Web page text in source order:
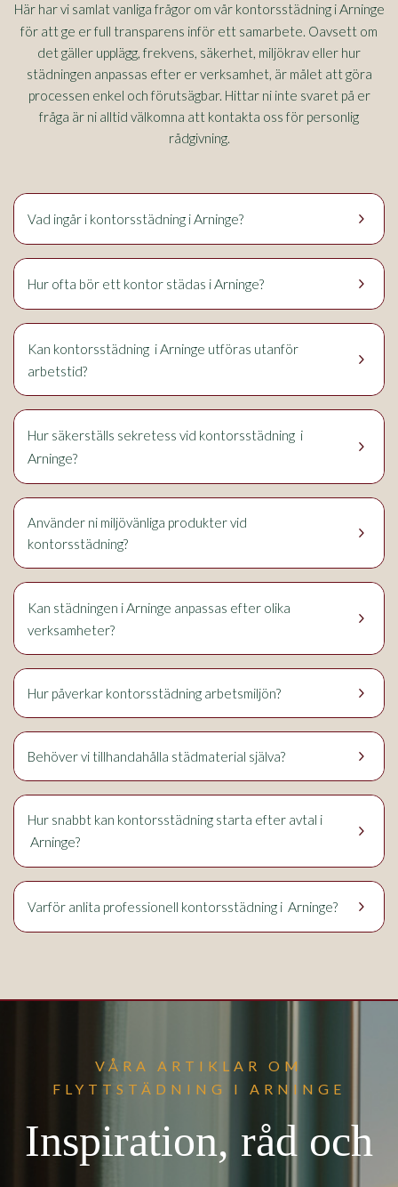
Här har vi samlat vanliga frågor om vår kontorsstädning iArninge
för att ge er full transparens inför ett samarbete. Oavsett om
det gäller upplägg, frekvens, säkerhet, miljökrav eller hur
städningen anpassas efter er verksamhet, är målet att göra
processen enkel och förutsägbar. Hittar ni inte svaret på er
fråga är ni alltid välkomna att kontakta oss för personlig
rådgivning.
keyboard_arrow_right
Vad ingår i kontorsstädning iArninge?
keyboard_arrow_right
Hur ofta bör ett kontor städas iArninge?
keyboard_arrow_right
Kan kontorsstädning iArninge utföras utanför
arbetstid?
keyboard_arrow_right
Hur säkerställs sekretess vid kontorsstädning i
Arninge?
keyboard_arrow_right
Använder ni miljövänliga produkter vid
kontorsstädning?
keyboard_arrow_right
Kan städningen iArninge anpassas efter olika
verksamheter?
keyboard_arrow_right
Hur påverkar kontorsstädning arbetsmiljön?
keyboard_arrow_right
Behöver vi tillhandahålla städmaterial själva?
keyboard_arrow_right
Hur snabbt kan kontorsstädning starta efter avtal i
Arninge?
keyboard_arrow_right
Varför anlita professionell kontorsstädning i Arninge?
VÅRA ARTIKLAR OM
FLYTTSTÄDNING I ARNINGE
Inspiration, råd och